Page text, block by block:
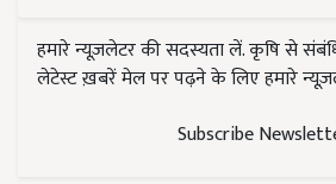
हमारे न्यूज़लेटर की सदस्यता लें. कृषि से
लेटेस्ट ख़बरें मेल पर पढ़ने के लिए हमारे
Subscribe